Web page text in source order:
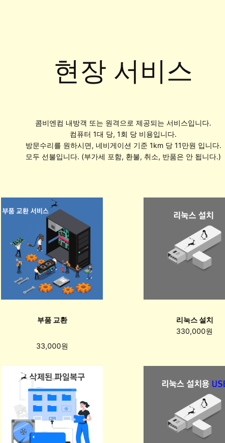
현장 서비스
콤비엔컴 내방객 또는 원격으로 제공되는 서비스입니다.
컴퓨터 1대 당, 1회 당 비용입니다.
방문수리를 원하시면, 네비게이션 기준 1km 당 11만원 입니다.
모두 선불입니다. (부가세 포함, 환불, 취소, 반품은 안 됩니다.)
부품 교환
33,000원
리눅스 설치
330,000원